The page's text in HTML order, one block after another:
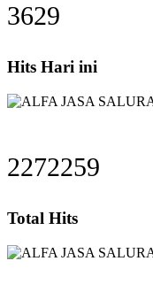
3629
Hits Hari ini
2272259
Total Hits